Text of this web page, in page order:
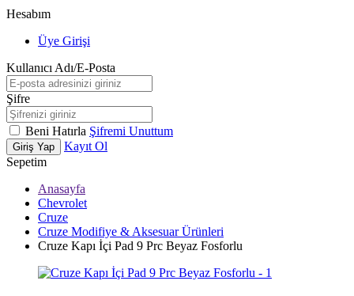
Hesabım
Üye Girişi
Kullanıcı Adı/E-Posta
Şifre
Beni Hatırla Şifremi Unuttum
Giriş Yap
Kayıt Ol
Sepetim
Anasayfa
Chevrolet
Cruze
Cruze Modifiye & Aksesuar Ürünleri
Cruze Kapı İçi Pad 9 Prc Beyaz Fosforlu